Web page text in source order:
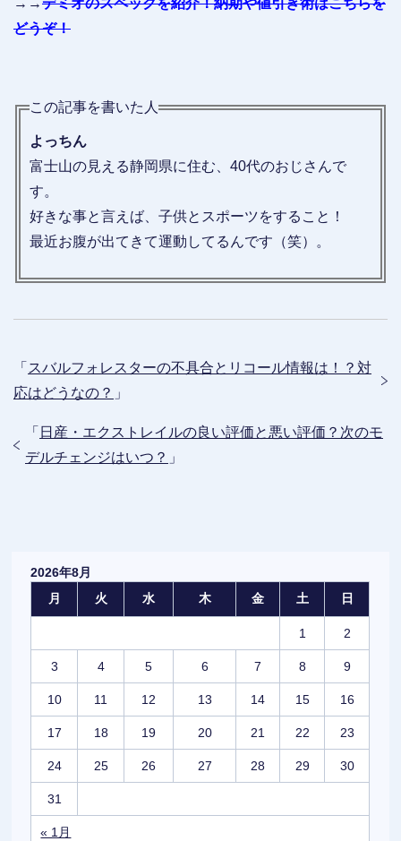
→→デミオのスペックを紹介！納期や値引き術はこちらを
どうぞ！
この記事を書いた人
よっちん
富士山の見える静岡県に住む、40代のおじさんで
す。
好きな事と言えば、子供とスポーツをすること！
最近お腹が出てきて運動してるんです（笑）。
「 スバルフォレスターの不具合とリコール情報は！？対
応はどうなの？ 」
「 日産・エクストレイルの良い評価と悪い評価？次のモ
デルチェンジはいつ？ 」
2026年8月
月
火 水 木 金 土 日
« 1月
1 2
3 4 5 6 7 8 9
10 11 12 13 14 15 16
17 18 19 20 21 22 23
24 25 26 27 28 29 30
31